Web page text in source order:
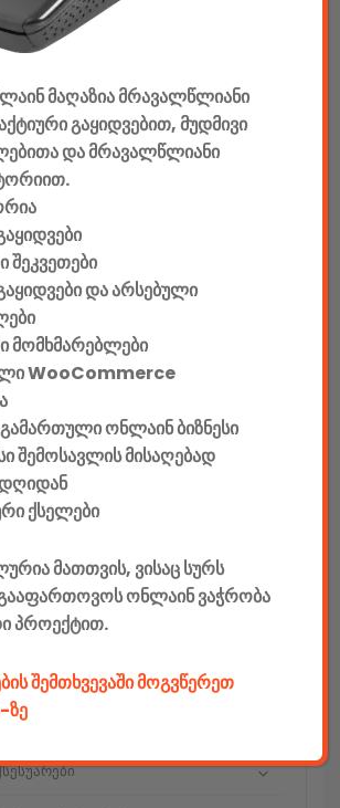
& აქსესუარები
& აქსესუარები
აქსესუარები
მაღაზია მრავალწლიანი
გაყიდვებით, მუდმივი
და მრავალწლიანი
შეკვეთები
და არსებული
მომხმარებლები
WooCommerce
ონლაინ ბიზნესი
შემოსავლის მისაღებად
ქსელები
მათთვის, ვისაც სურს
ონლაინ ვაჭრობა
პროექტით.
შემთხვევაში მოგვწერეთ